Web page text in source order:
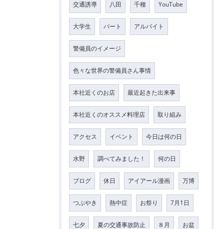
交通誘導 八田 千種 YouTube
大学生 パート アルバイト
警備員のイメージ
色々な世界の警備員さん事情
本社近くのお店 最近起きた出来事
本社近くのオススメ料理店 取り組み
アクセス イベント 今日は何の日
水野 調べてみました！ 何の日
ブログ 休日 アイアール漫画 万博
つぶやき 熱中症 お祭り 7月1日
七夕 夏の交通事故防止 ８月 お盆